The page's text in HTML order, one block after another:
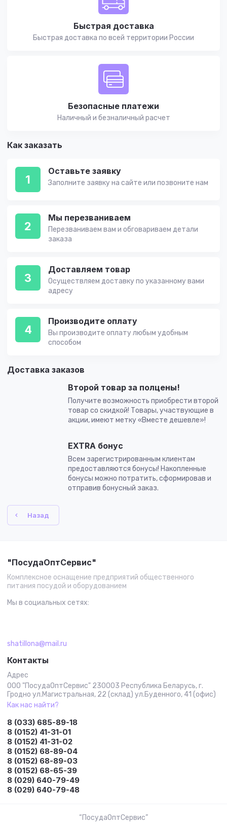
Быстрая доставка
Быстрая доставка по всей территории России
Безопасные платежи
Наличный и безналичный расчет
Как заказать
1
Оставьте заявку
Заполните заявку на сайте или позвоните нам
2
Мы перезваниваем
Перезваниваем вам и обговариваем детали
заказа
3
Доставляем товар
Осуществляем доставку по указанному вами
адресу
4
Производите оплату
Вы производите оплату любым удобным
способом
Доставка заказов
Второй товар за полцены!
Получите возможность приобрести второй
товар со скидкой! Товары, участвующие в
акции, имеют метку «Вместе дешевле»!
EXTRA бонус
Всем зарегистрированным клиентам
предоставляются бонусы! Накопленные
бонусы можно потратить, сформировав и
отправив бонусный заказ.
Назад
"ПосудаОптСервис"
Комплексное оснащение предприятий общественного
питания посудой и оборудованием
Мы в социальных сетях:
shatillona@mail.ru
Контакты
Адрес
ООО "ПосудаОптСервис" 230003 Республика Беларусь, г.
Гродно ул.Магистральная, 22 (склад) ул.Буденного, 41 (офис)
Как нас найти?
8 (033) 685-89-18
8 (0152) 41-31-01
8 (0152) 41-31-02
8 (0152) 68-89-04
8 (0152) 68-89-03
8 (0152) 68-65-39
8 (029) 640-79-49
8 (029) 640-79-48
“ПосудаОптСервис”